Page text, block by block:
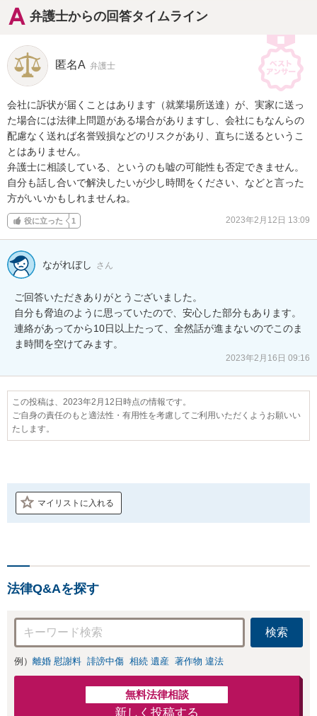
弁護士からの回答タイムライン
匿名A 弁護士
会社に訴状が届くことはあります（就業場所送達）が、実家に送っ
た場合には法律上問題がある場合がありますし、会社にもなんらの
配慮なく送れば名誉毀損などのリスクがあり、直ちに送るというこ
とはありません。
弁護士に相談している、というのも嘘の可能性も否定できません。
自分も話し合いで解決したいが少し時間をください、などと言った
方がいいかもしれませんね。
役に立った 1 2023年2月12日 13:09
ながれぼし さん
ご回答いただきありがとうございました。
自分も脅迫のように思っていたので、安心した部分もあります。
連絡があってから10日以上たって、全然話が進まないのでこのま
2023年2月16日 09:16
この投稿は、2023年2月12日時点の情報です。
ご自身の責任のもと適法性・有用性を考慮してご利用いただくようお願いい
たします。
マイリストに入れる
法律Q&Aを探す
検索
例） 離婚 慰謝料 誹謗中傷 相続 遺産 著作物 違法
無料法律相談
新しく投稿する